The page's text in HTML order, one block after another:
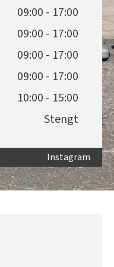
09:00 - 17:00
09:00 - 17:00
09:00 - 17:00
09:00 - 17:00
10:00 - 15:00
Stengt
Instagram